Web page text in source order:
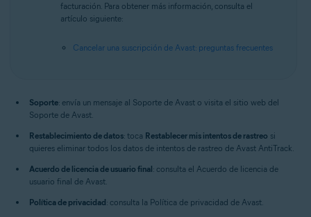
facturación. Para obtener más información, consulta el
artículo siguiente:
Cancelar una suscripción de Avast: preguntas frecuentes
Soporte: envía un mensaje al Soporte de Avast o visita el sitio web del
Soporte de Avast.
Restablecimiento de datos: toca Restablecer mis intentos de rastreo si
quieres eliminar todos los datos de intentos de rastreo de Avast AntiTrack.
Acuerdo de licencia de usuario final: consulta el Acuerdo de licencia de
usuario final de Avast.
Política de privacidad: consulta la Política de privacidad de Avast.